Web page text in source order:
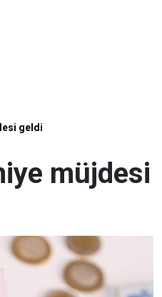
geldi
müjdesi